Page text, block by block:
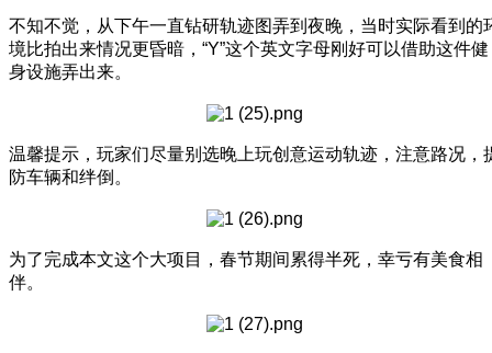
不知不觉，从下午一直钻研轨迹图弄到夜晚，当时实际看到的
境比拍出来情况更昏暗，“Y”这个英文字母刚好可以借助这件健
身设施弄出来。
温馨提示，玩家们尽量别选晚上玩创意运动轨迹，注意路况，
防车辆和绊倒。
为了完成本文这个大项目，春节期间累得半死，幸亏有美食相
伴。